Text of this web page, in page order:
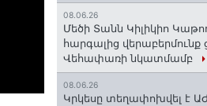
08.06.26
Մեծի Տանն Կիլիկիո
հարգալից վերաբերմունք
Վեհափառի նկատմամբ
08.06.26
Կրկեսը տեղափոխվել է